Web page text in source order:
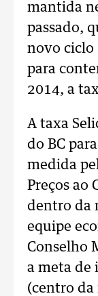
mantida
passado,
novo ciclo
para
2014, a
A taxa
do BC
medida
Preços ao
dentro da
equipe
Conselho
a meta de
(centro da